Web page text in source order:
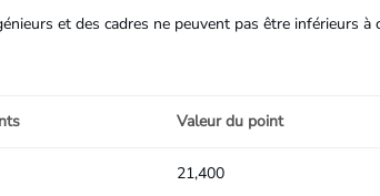
et des cadres ne peuvent pas être inférieurs
Valeur du point
21,400